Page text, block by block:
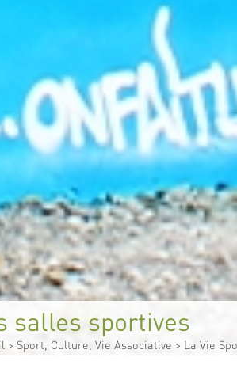
salles sportives
> Sport, Culture, Vie Associative > La Vie